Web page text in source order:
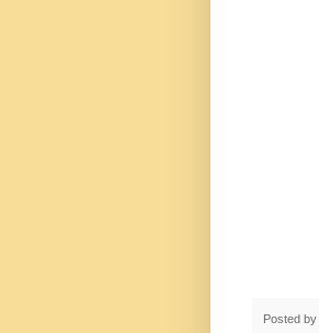
Posted by